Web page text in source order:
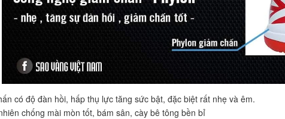
có độ đàn hồi, hấp thụ lực tăng sức bật, đặc biệt rất nhẹ và êm.
chống mài mòn tốt, bám sân, cày bê tông bền bỉ